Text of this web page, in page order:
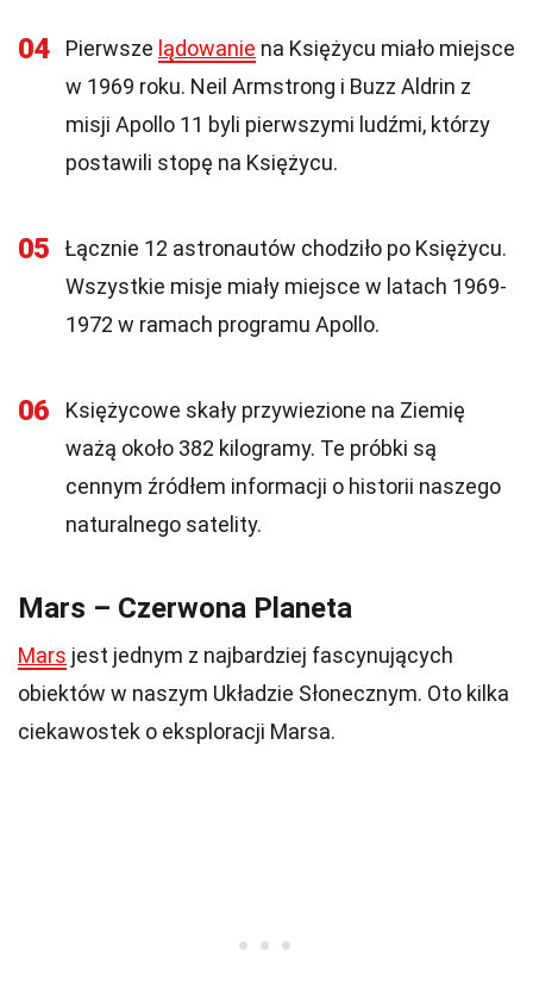
04 Pierwsze lądowanie na Księżycu miało miejsce
w 1969 roku. Neil Armstrong i Buzz Aldrin z
misji Apollo 11 byli pierwszymi ludźmi, którzy
postawili stopę na Księżycu.
05
Łącznie 12 astronautów chodziło po Księżycu.
Wszystkie misje miały miejsce w latach 1969-
1972 w ramach programu Apollo.
06
Księżycowe skały przywiezione na Ziemię
ważą około 382 kilogramy. Te próbki są
cennym źródłem informacji o historii naszego
naturalnego satelity.
Mars – Czerwona Planeta
Mars jest jednym z najbardziej fascynujących
obiektów w naszym Układzie Słonecznym. Oto kilka
ciekawostek o eksploracji Marsa.